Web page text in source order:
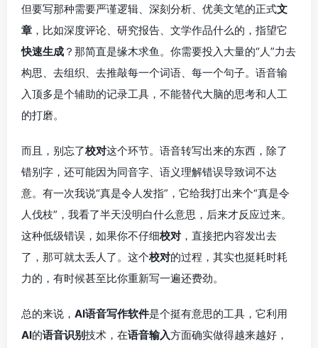
但要写那种需要严谨逻辑、深刻分析、优美文笔的正式文
章 ，比如深度评论、研究报告、文学作品什么的，指望它
快速生成 ？那简直是缘木求鱼。你需要投入大量的“人”力去
构思、去组织、去推敲每一个词语、每一个句子。语音输
入顶多是个辅助的记录工具，不能替代大脑的思考和人工
的打磨。
而且，别忘了校对这个环节。语音转写出来的东西，除了
错别字，还可能因为同音字、语义理解错误导致词不达
意。有一次我说“真是令人发指”，它给我打出来个“真是令
人伐枝”，我看了半天没明白什么意思，后来才反应过来。
这种低级错误，如果你不仔细校对 ，直接把内容发出去
了，那可就太丢人了。这个校对的过程，其实也挺耗时耗
力的，有时候甚至比你重新写一遍还费劲。
总的来说， AI语音写作软件是个挺有意思的工具，它利用
AI的语音识别技术，在语音输入方面确实做得越来越好，